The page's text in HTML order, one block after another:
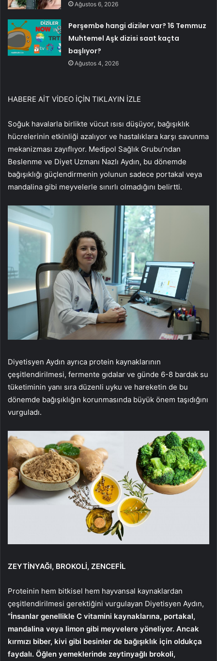
Ağustos 6, 2026
Perşembe hangi diziler var? 16 Temmuz
Muhtemel Aşk dizisi saat kaçta
başlıyor?
Ağustos 4, 2026
HABERE AİT VİDEO İÇİN TIKLAYIN İZLE
Soğuk havalarla birlikte vücut ısısı düşüyor, bağışıklık
hücrelerinin etkinliği azalıyor ve hastalıklara karşı savunma
mekanizması zayıflıyor. Medipol Sağlık Grubu’ndan
Beslenme ve Diyet Uzmanı Nazlı Aydın, bu dönemde
bağışıklığı güçlendirmenin yolunun sadece portakal veya
mandalina gibi meyvelerle sınırlı olmadığını belirtti.
Diyetisyen Aydın ayrıca protein kaynaklarının
çeşitlendirilmesi, fermente gıdalar ve günde 6-8 bardak su
tüketiminin yanı sıra düzenli uyku ve hareketin de bu
dönemde bağışıklığın korunmasında büyük önem taşıdığını
vurguladı.
ZEYTİNYAĞI, BROKOLİ, ZENCEFİL
Proteinin hem bitkisel hem hayvansal kaynaklardan
çeşitlendirilmesi gerektiğini vurgulayan Diyetisyen Aydın,
“İnsanlar genellikle C vitamini kaynaklarına, portakal,
mandalina veya limon gibi meyvelere yöneliyor. Ancak
kırmızı biber, kivi gibi besinler de bağışıklık için oldukça
faydalı. Öğlen yemeklerinde zeytinyağlı brokoli,